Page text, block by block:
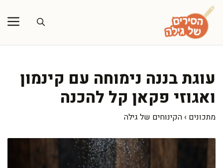
לדלג
לתוכן
עוגת בננה נימוחה עם קינמון
ואגוזי פקאן קל להכנה
מתכונים › הקינוחים של גילה